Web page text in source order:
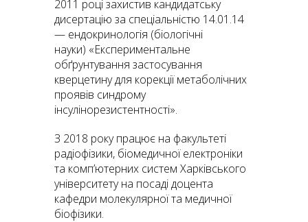
2011 році захистив кандидатську
дисертацію за спеціальністю 14.01.14
— ендокринологія (біологічні
науки) «Експериментальне
обґрунтування застосування
кверцетину для корекції метаболічних
проявів синдрому
інсулінорезистентності».
З 2018 року працює на факультеті
радіофізики, біомедичної електроніки
та комп’ютерних систем Харківського
університету на посаді доцента
кафедри молекулярної та медичної
біофізики.